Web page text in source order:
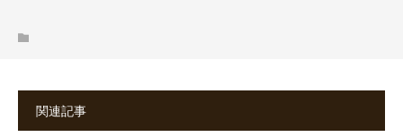
関連記事